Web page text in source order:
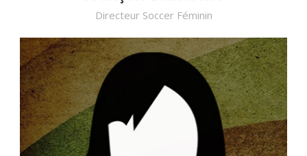
Directeur Soccer Féminin